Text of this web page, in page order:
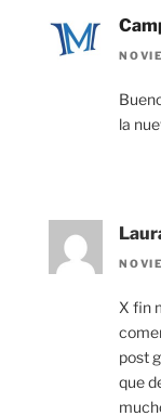
la
X fin
post
que